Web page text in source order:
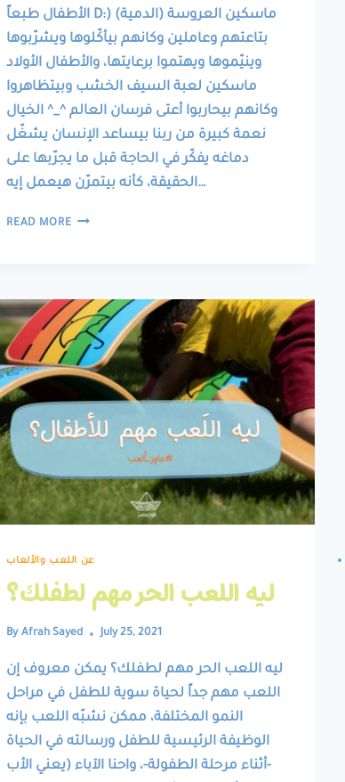
الأطفال طبعاً D:) ماسكين العروسة (الدمية)
بتاعتهم وعاملين وكانهم بيأكّلوها ويشرّبوها
وينيّموها ويهتموا برعايتها، والأطفال الأولاد
ماسكين لعبة السيف الخشب وبيتظاهروا
وكانهم بيحاربوا أعتى فرسان العالم ^_^ الخيال
نعمة كبيرة من ربنا بيساعد الإنسان يشغّل
دماغه يفكّر في الحاجة قبل ما يجرّبها على
الحقيقة، كأنه بيتمرّن هيعمل إيه…
READ MOREالخيال
عن اللعب والألعاب
ليه اللعب الحر مهم لطفلك؟
By Afrah Sayed July 25, 2021
ليه اللعب الحر مهم لطفلك؟ يمكن معروف إن
اللعب مهم جداً لحياة سوية للطفل في مراحل
النمو المختلفة، ممكن نشبّه اللعب بإنه
الوظيفة الرئيسية للطفل ورسالته في الحياة
-أثناء مرحلة الطفولة-، واحنا الآباء (يعني الأب